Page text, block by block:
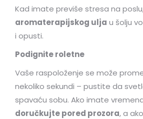
Kad imate previše stresa na
aromaterapijskog ulja u šolju
i opusti.
Podignite roletne
Vaše raspoloženje se može
nekoliko sekundi – pustite da
spavaću sobu. Ako imate
doručkujte pored prozora, a